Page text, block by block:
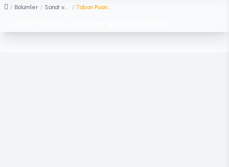
/ Bölümler / Sanat ve Kültür Yönetimi / Taban Puanları ve Sıralamaları